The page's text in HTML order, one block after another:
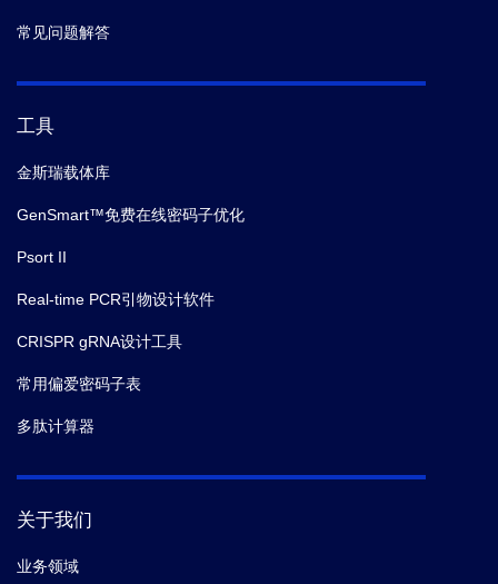
常见问题解答
工具
金斯瑞载体库
GenSmart™免费在线密码子优化
Psort II
Real-time PCR引物设计软件
CRISPR gRNA设计工具
常用偏爱密码子表
多肽计算器
关于我们
业务领域